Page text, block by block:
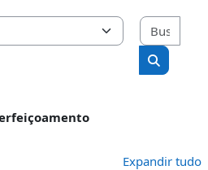
Buscar
Expandir tudo